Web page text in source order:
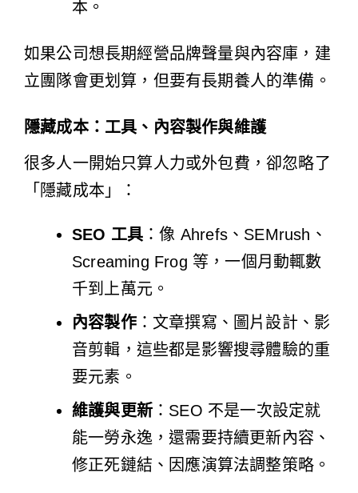
本。
如果公司想長期經營品牌聲量與內容庫，建
立團隊會更划算，但要有長期養人的準備。
隱藏成本：工具、內容製作與維護
很多人一開始只算人力或外包費，卻忽略了
「隱藏成本」：
SEO 工具 ：像 Ahrefs、SEMrush、
Screaming Frog 等，一個月動輒數
千到上萬元。
內容製作：文章撰寫、圖片設計、影
音剪輯，這些都是影響搜尋體驗的重
要元素。
維護與更新 ：SEO 不是一次設定就
能一勞永逸，還需要持續更新內容、
修正死鏈結、因應演算法調整策略。